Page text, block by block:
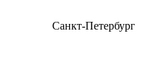
Санкт-Петербург